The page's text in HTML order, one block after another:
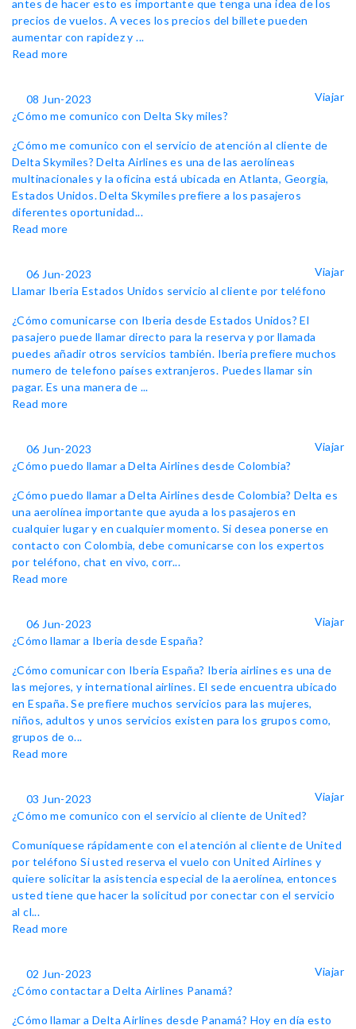
antes de hacer esto es importante que tenga una idea de los
precios de vuelos. A veces los precios del billete pueden
aumentar con rapidez y ...
Read more
08 Jun-2023
Viajar
¿Cómo me comunico con Delta Sky miles?
¿Cómo me comunico con el servicio de atención al cliente de
Delta Skymiles? Delta Airlines es una de las aerolíneas
multinacionales y la oficina está ubicada en Atlanta, Georgia,
Estados Unidos. Delta Skymiles prefiere a los pasajeros
diferentes oportunidad...
Read more
06 Jun-2023
Viajar
Llamar Iberia Estados Unidos servicio al cliente por teléfono
¿Cómo comunicarse con Iberia desde Estados Unidos? El
pasajero puede llamar directo para la reserva y por llamada
puedes añadir otros servicios también. Iberia prefiere muchos
numero de telefono países extranjeros. Puedes llamar sin
pagar. Es una manera de ...
Read more
06 Jun-2023
Viajar
¿Cómo puedo llamar a Delta Airlines desde Colombia?
¿Cómo puedo llamar a Delta Airlines desde Colombia? Delta es
una aerolínea importante que ayuda a los pasajeros en
cualquier lugar y en cualquier momento. Si desea ponerse en
contacto con Colombia, debe comunicarse con los expertos
por teléfono, chat en vivo, corr...
Read more
06 Jun-2023
Viajar
¿Cómo llamar a Iberia desde España?
¿Cómo comunicar con Iberia España? Iberia airlines es una de
las mejores, y international airlines. El sede encuentra ubicado
en España. Se prefiere muchos servicios para las mujeres,
niños, adultos y unos servicios existen para los grupos como,
grupos de o...
Read more
03 Jun-2023
Viajar
¿Cómo me comunico con el servicio al cliente de United?
Comuníquese rápidamente con el atención al cliente de United
por teléfono Si usted reserva el vuelo con United Airlines y
quiere solicitar la asistencia especial de la aerolínea, entonces
usted tiene que hacer la solicitud por conectar con el servicio
al cl...
Read more
02 Jun-2023
Viajar
¿Cómo contactar a Delta Airlines Panamá?
¿Cómo llamar a Delta Airlines desde Panamá? Hoy en día esto